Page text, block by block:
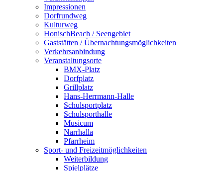
Impressionen
Dorfrundweg
Kulturweg
HonischBeach / Seengebiet
Gaststätten / Übernachtungsmöglichkeiten
Verkehrsanbindung
Veranstaltungsorte
BMX-Platz
Dorfplatz
Grillplatz
Hans-Herrmann-Halle
Schulsportplatz
Schulsporthalle
Musicum
Narrhalla
Pfarrheim
Sport- und Freizeitmöglichkeiten
Weiterbildung
Spielplätze